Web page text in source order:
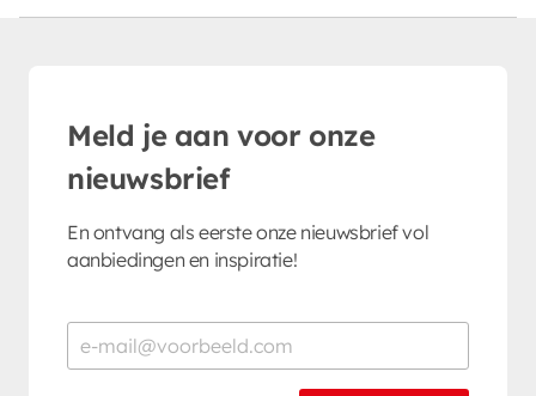
Meld je aan voor onze
nieuwsbrief
En ontvang als eerste onze nieuwsbrief vol
aanbiedingen en inspiratie!